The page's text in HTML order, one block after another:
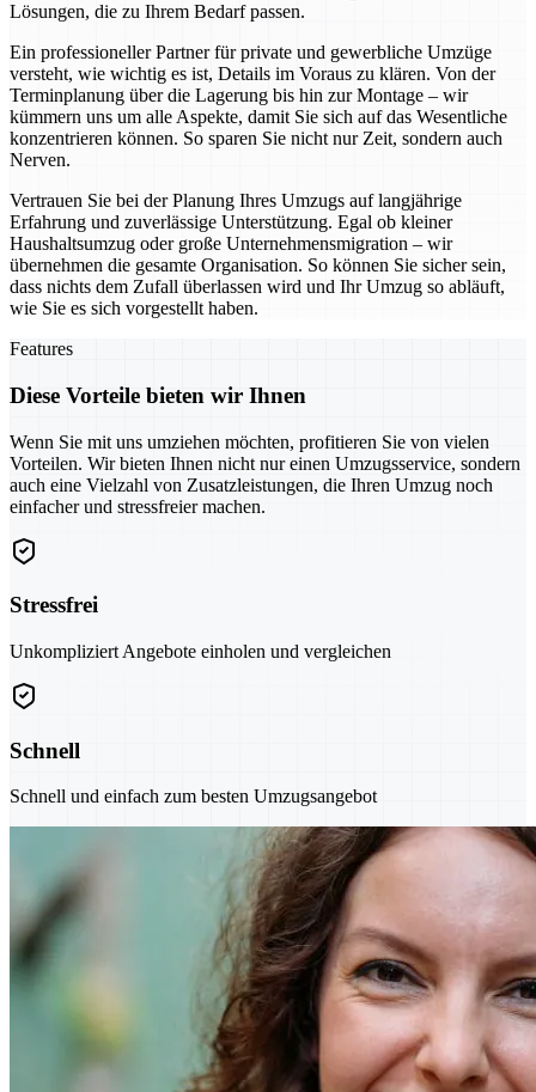
Lösungen, die zu Ihrem Bedarf passen.
Ein professioneller Partner für private und gewerbliche Umzüge
versteht, wie wichtig es ist, Details im Voraus zu klären. Von der
Terminplanung über die Lagerung bis hin zur Montage – wir
kümmern uns um alle Aspekte, damit Sie sich auf das Wesentliche
konzentrieren können. So sparen Sie nicht nur Zeit, sondern auch
Nerven.
Vertrauen Sie bei der Planung Ihres Umzugs auf langjährige
Erfahrung und zuverlässige Unterstützung. Egal ob kleiner
Haushaltsumzug oder große Unternehmensmigration – wir
übernehmen die gesamte Organisation. So können Sie sicher sein,
dass nichts dem Zufall überlassen wird und Ihr Umzug so abläuft,
wie Sie es sich vorgestellt haben.
Features
Diese Vorteile bieten wir Ihnen
Wenn Sie mit uns umziehen möchten, profitieren Sie von vielen
Vorteilen. Wir bieten Ihnen nicht nur einen Umzugsservice, sondern
auch eine Vielzahl von Zusatzleistungen, die Ihren Umzug noch
einfacher und stressfreier machen.
Stressfrei
Unkompliziert Angebote einholen und vergleichen
Schnell
Schnell und einfach zum besten Umzugsangebot